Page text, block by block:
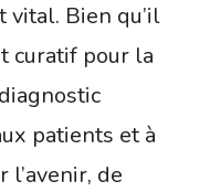
vital. Bien qu’il
curatif pour la
patients et à
de